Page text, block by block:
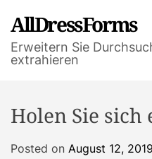
AllDressForms
Erweitern Sie
extrahieren
Holen Sie sich
Posted on August 12, 2019